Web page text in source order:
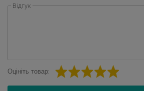
Відгук
Оцініть товар: